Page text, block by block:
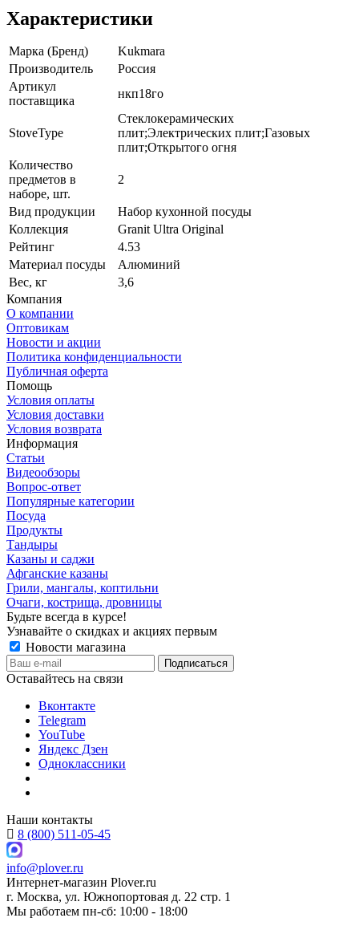
Характеристики
Марка (Бренд)
Kukmara
Производитель
Россия
Артикул
поставщика
нкп18го
StoveType
Стеклокерамических
плит;Электрических плит;Газовых
плит;Открытого огня
Количество
предметов в
наборе, шт.
2
Вид продукции
Набор кухонной посуды
Коллекция
Granit Ultra Original
Рейтинг
4.53
Материал посуды
Алюминий
Вес, кг
3,6
Компания
О компании
Оптовикам
Новости и акции
Политика конфиденциальности
Публичная оферта
Помощь
Условия оплаты
Условия доставки
Условия возврата
Информация
Статьи
Видеообзоры
Вопрос-ответ
Популярные категории
Посуда
Продукты
Тандыры
Казаны и саджи
Афганские казаны
Грили, мангалы, коптильни
Очаги, кострища, дровницы
Будьте всегда в курсе!
Узнавайте о скидках и акциях первым
Новости магазина
Оставайтесь на связи
Вконтакте
Telegram
YouTube
Яндекс Дзен
Одноклассники
Наши контакты
8 (800) 511-05-45
info@plover.ru
Интернет-магазин Plover.ru
г. Москва, ул. Южнопортовая д. 22 стр. 1
Мы работаем пн-сб: 10:00 - 18:00